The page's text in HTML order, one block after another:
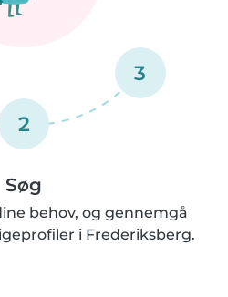
2
3
Søg
behov, og gennemgå
i Frederiksberg.